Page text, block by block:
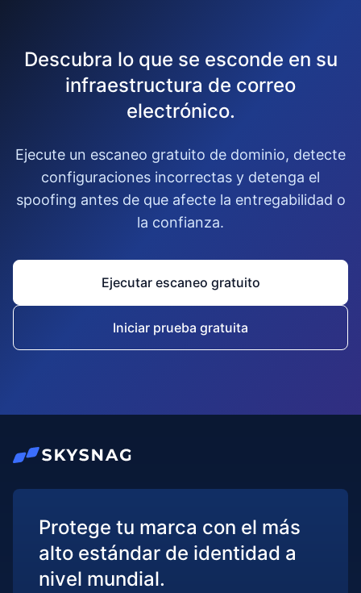
Descubra lo que se esconde en su
infraestructura de correo
electrónico.
Ejecute un escaneo gratuito de dominio, detecte
configuraciones incorrectas y detenga el
spoofing antes de que afecte la entregabilidad o
la confianza.
Ejecutar escaneo gratuito
Iniciar prueba gratuita
Protege tu marca con el más
alto estándar de identidad a
nivel mundial.